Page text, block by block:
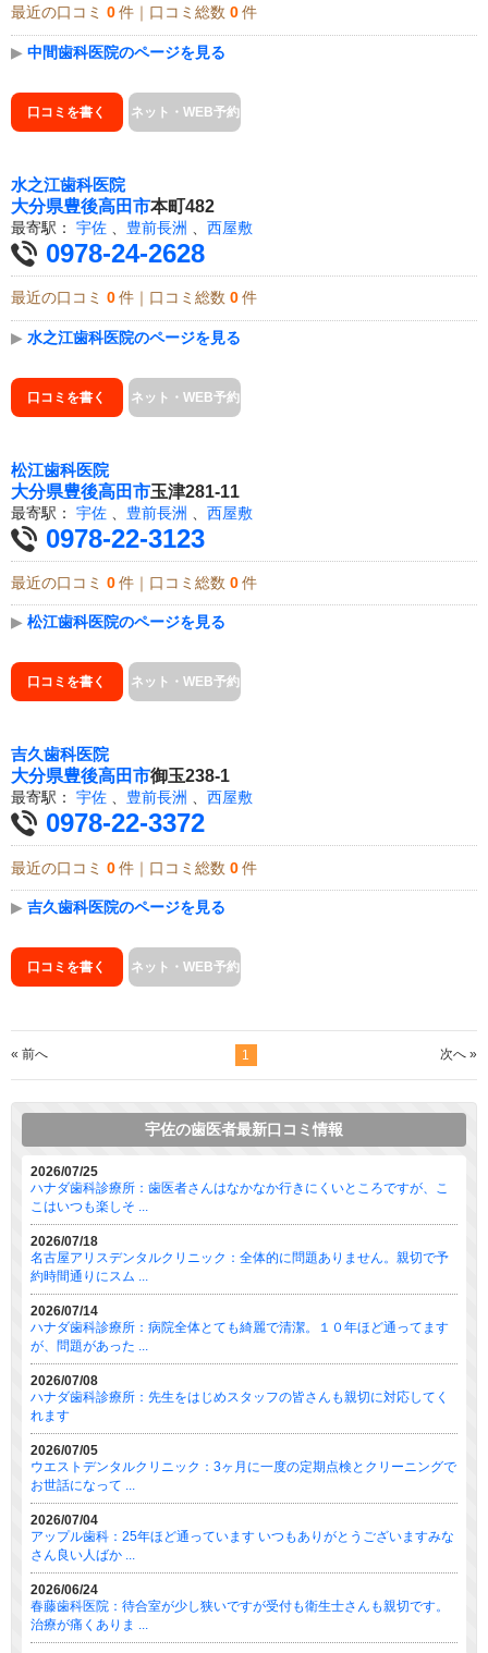
最近の口コミ 0 件｜口コミ総数 0 件
▶ 中間歯科医院のページを見る
口コミを書く ネット・WEB予約
水之江歯科医院
大分県豊後高田市本町482
最寄駅： 宇佐 豊前長洲 西屋敷
0978-24-2628
最近の口コミ 0 件｜口コミ総数 0 件
▶ 水之江歯科医院のページを見る
口コミを書く ネット・WEB予約
松江歯科医院
大分県豊後高田市玉津281-11
最寄駅： 宇佐 豊前長洲 西屋敷
0978-22-3123
最近の口コミ 0 件｜口コミ総数 0 件
▶ 松江歯科医院のページを見る
口コミを書く ネット・WEB予約
吉久歯科医院
大分県豊後高田市御玉238-1
最寄駅： 宇佐 、 豊前長洲 、 西屋敷
0978-22-3372
最近の口コミ 0 件｜口コミ総数 0 件
▶ 吉久歯科医院のページを見る
口コミを書く ネット・WEB予約
« 前へ 1 次へ »
宇佐の歯医者最新口コミ情報
2026/07/25
ハナダ歯科診療所：歯医者さんはなかなか行きにくいところですが、こ
こはいつも楽しそ ...
2026/07/18
名古屋アリスデンタルクリニック：全体的に問題ありません。親切で予
約時間通りにスム ...
2026/07/14
ハナダ歯科診療所：病院全体とても綺麗で清潔。１０年ほど通ってます
が、問題があった ...
2026/07/08
ハナダ歯科診療所：先生をはじめスタッフの皆さんも親切に対応してく
れます
2026/07/05
ウエストデンタルクリニック：3ヶ月に一度の定期点検とクリーニングで
お世話になって ...
2026/07/04
アップル歯科：25年ほど通っています いつもありがとうございますみな
さん良い人ばか ...
2026/06/24
春藤歯科医院：待合室が少し狭いですが受付も衛生士さんも親切です。
治療が痛くありま ...